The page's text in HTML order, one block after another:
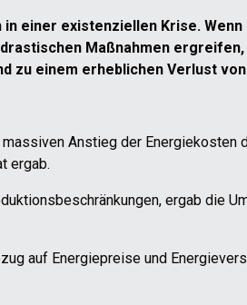
einer existenziellen Krise.
Maßnahmen
einem erheblichen Verlust
Anstieg der Energiekosten
ergab.
ergab die
auf Energiepreise und